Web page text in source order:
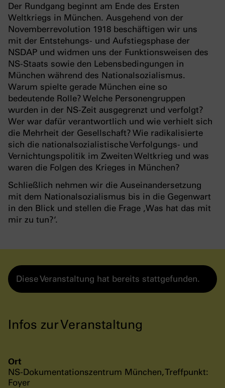
Der Rundgang beginnt am Ende des Ersten
Weltkriegs in München. Ausgehend von der
Novemberrevolution 1918 beschäftigen wir uns
mit der Entstehungs- und Aufstiegsphase der
NSDAP und widmen uns der Funktionsweisen des
NS-Staats sowie den Lebensbedingungen in
München während des Nationalsozialismus.
Warum spielte gerade München eine so
bedeutende Rolle? Welche Personengruppen
wurden in der NS-Zeit ausgegrenzt und verfolgt?
Wer war dafür verantwortlich und wie verhielt sich
die Mehrheit der Gesellschaft? Wie radikalisierte
sich die nationalsozialistische Verfolgungs- und
Vernichtungspolitik im Zweiten Weltkrieg und was
waren die Folgen des Krieges in München?
Schließlich nehmen wir die Auseinandersetzung
mit dem Nationalsozialismus bis in die Gegenwart
in den Blick und stellen die Frage ‚Was hat das mit
mir zu tun?‘.
Diese Veranstaltung hat bereits stattgefunden.
Infos zur Veranstaltung
Ort
NS-Dokumentationszentrum München, Treffpunkt:
Foyer